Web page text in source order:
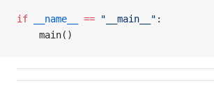
if __name__ == "__main__" :
    main()